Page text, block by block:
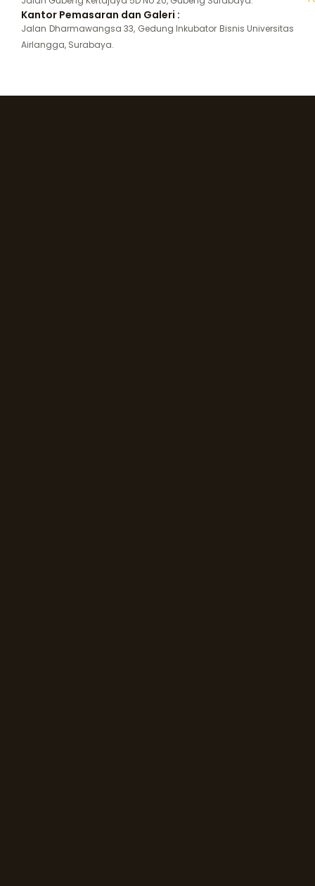
Kantor Pemasaran dan Galeri :
Jalan Dharmawangsa 33, Gedung Inkubator Bisnis Universitas
Airlangga, Surabaya.